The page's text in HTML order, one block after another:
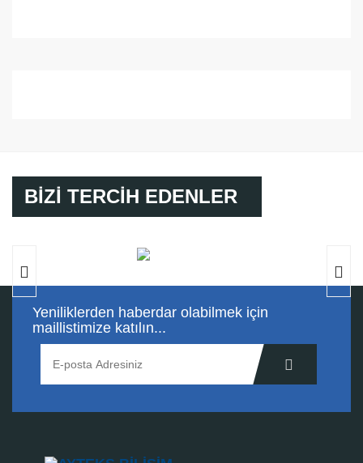
BİZİ TERCİH EDENLER
Yeniliklerden haberdar olabilmek için
maillistimize katılın...